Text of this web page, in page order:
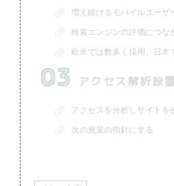
増え続けるモバイルユーザ
検索エンジンの評価につな
欧米では数多く採用、日本
03 アクセス解析設置
アクセスを分析しサイトを
次の施策の指針にする